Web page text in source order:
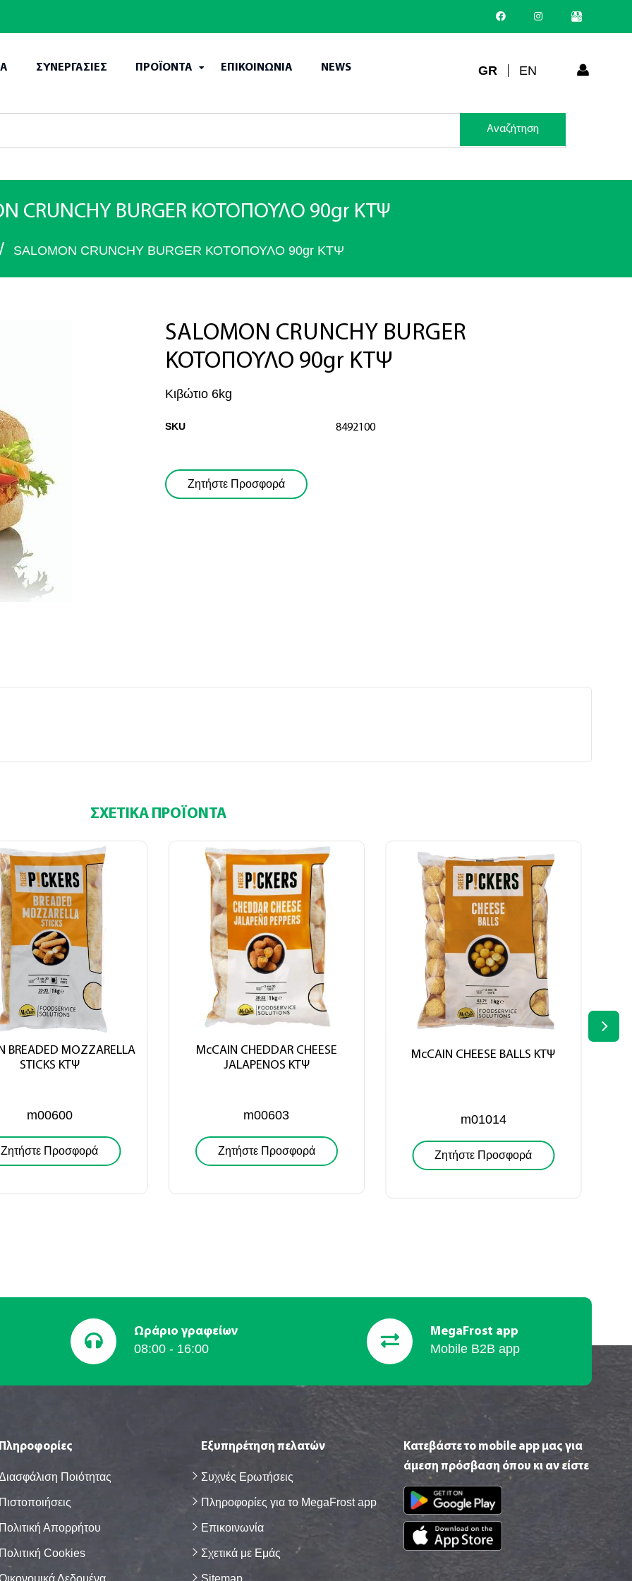
ΣΥΝΕΡΓΑΣΙΕΣ ΠΡΟΪΟΝΤΑ ΕΠΙΚΟΙΝΩΝΙΑ NEWS GR EN
Αναζήτηση
CRUNCHY BURGER ΚΟΤΟΠΟΥΛΟ 90gr ΚΤΨ
SALOMON CRUNCHY BURGER ΚΟΤΟΠΟΥΛΟ 90gr ΚΤΨ
SALOMON CRUNCHY BURGER
ΚΟΤΟΠΟΥΛΟ 90gr ΚΤΨ
Κιβώτιο 6kg
SKU 8492100
Ζητήστε Προσφορά
ΣΧΕΤΙΚΆ ΠΡΟΪΌΝΤΑ
BREADED MOZZARELLA
STICKS ΚΤΨ
m00600
Ζητήστε Προσφορά
McCAIN CHEDDAR CHEESE
JALAPENOS ΚΤΨ
m00603
Ζητήστε Προσφορά
McCAIN CHEESE BALLS ΚΤΨ
m01014
Ζητήστε Προσφορά
Ωράριο γραφείων
08:00 - 16:00
MegaFrost app
Mobile B2B app
Ποιότητας
Απορρήτου
Cookies
Δεδομένα
Εξυπηρέτηση πελατών
Συχνές Eρωτήσεις
Πληροφορίες για το MegaFrost app
Επικοινωνία
Σχετικά με Eμάς
Sitemap
Κατεβάστε το mobile app μας για
άμεση πρόσβαση όπου κι αν είστε
παραπάνω πεδία είναι υποχρεωτικά
τουςόρους χρήσης